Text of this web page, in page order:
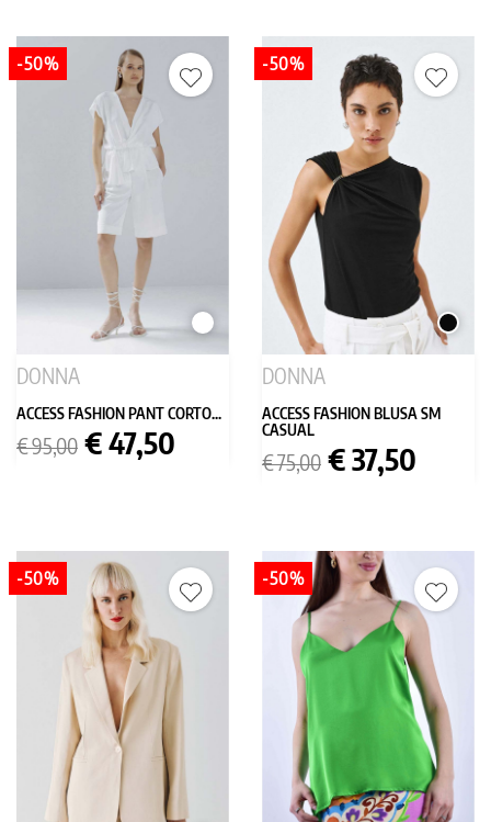
BIANCO
DONNA
ACCESS FASHION PANT CORTO...
Prezzo
base
€ 95,00 Prezzo
€ 47,50
-50%
NERO
DONNA
ACCESS FASHION BLUSA SM
CASUAL
Prezzo
base
€ 75,00 Prezzo
€ 37,50
-50%
-50% -50%